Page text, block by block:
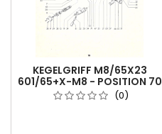
KEGELGRIFF M8/65X23
601/65+X-M8 - POSITION 70
(0)